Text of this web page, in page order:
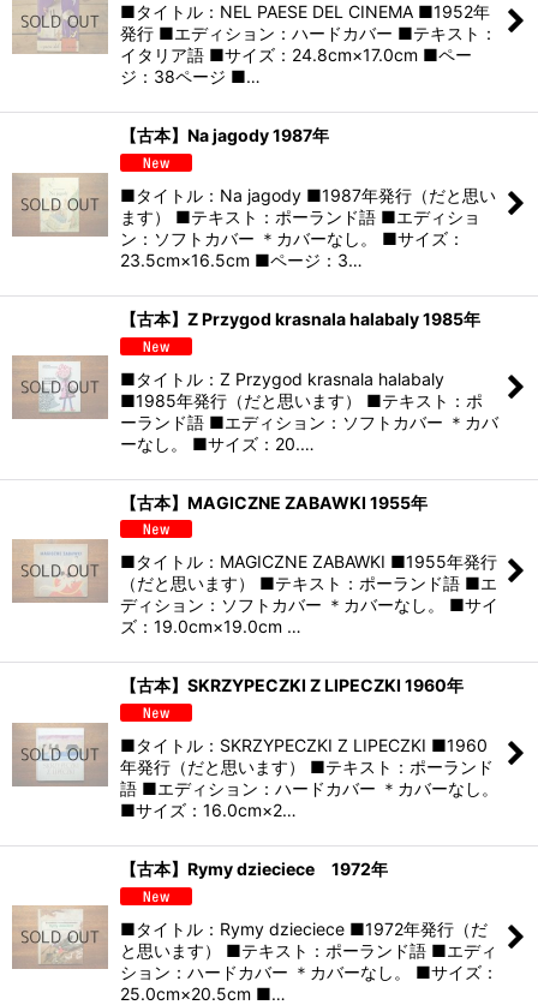
■タイトル：NEL PAESE DEL CINEMA ■1952年
発行 ■エディション：ハードカバー ■テキスト：
イタリア語 ■サイズ：24.8cm×17.0cm ■ペー
ジ：38ページ ■…
【古本】Na jagody 1987年
■タイトル：Na jagody ■1987年発行（だと思い
ます） ■テキスト：ポーランド語 ■エディショ
ン：ソフトカバー ＊カバーなし。 ■サイズ：
23.5cm×16.5cm ■ページ：3…
【古本】Z Przygod krasnala halabaly 1985年
■タイトル：Z Przygod krasnala halabaly
■1985年発行（だと思います） ■テキスト：ポ
ーランド語 ■エディション：ソフトカバー ＊カバ
ーなし。 ■サイズ：20.…
【古本】MAGICZNE ZABAWKI 1955年
■タイトル：MAGICZNE ZABAWKI ■1955年発行
（だと思います） ■テキスト：ポーランド語 ■エ
ディション：ソフトカバー ＊カバーなし。 ■サイ
ズ：19.0cm×19.0cm …
【古本】SKRZYPECZKI Z LIPECZKI 1960年
■タイトル：SKRZYPECZKI Z LIPECZKI ■1960
年発行（だと思います） ■テキスト：ポーランド
語 ■エディション：ハードカバー ＊カバーなし。
■サイズ：16.0cm×2…
【古本】Rymy dzieciece 1972年
■タイトル：Rymy dzieciece ■1972年発行（だ
と思います） ■テキスト：ポーランド語 ■エディ
ション：ハードカバー ＊カバーなし。 ■サイズ：
25.0cm×20.5cm ■…